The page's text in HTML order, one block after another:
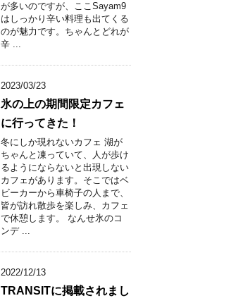
が多いのですが、ここSayam9
はしっかり辛い料理も出てくる
のが魅力です。ちゃんとどれが
辛 ...
2023/03/23
氷の上の期間限定カフェ
に行ってきた！
冬にしか現れないカフェ 湖が
ちゃんと凍っていて、人が歩け
るようにならないと出現しない
カフェがあります。そこではベ
ビーカーから車椅子の人まで、
皆が訪れ散歩を楽しみ、カフェ
で休憩します。 なんせ氷のコ
ンデ ...
2022/12/13
TRANSITに掲載されまし